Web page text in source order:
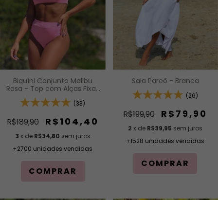
Biquíni Conjunto Malibu
Rosa - Top com Alças Fixas
e Bojo Removível e
Calcinha Cintura Alta (Hot
(33)
R$189,90 R$104,40
3 x de R$34,80 sem juros
+2700 unidades vendidas
COMPRAR
Saia Pareô - Branca
(26)
R$199,90 R$79,90
2 x de R$39,95 sem juros
+1528 unidades vendidas
COMPRAR